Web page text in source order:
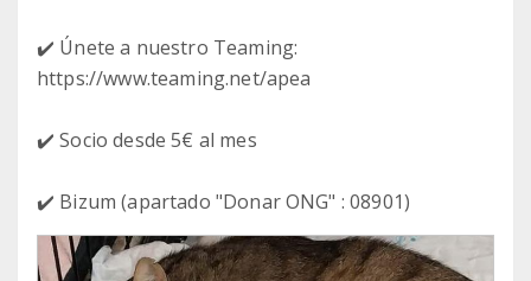
✔️ Únete a nuestro Teaming:
https://www.teaming.net/apea
✔️ Socio desde 5€ al mes
✔️ Bizum (apartado "Donar ONG" : 08901)